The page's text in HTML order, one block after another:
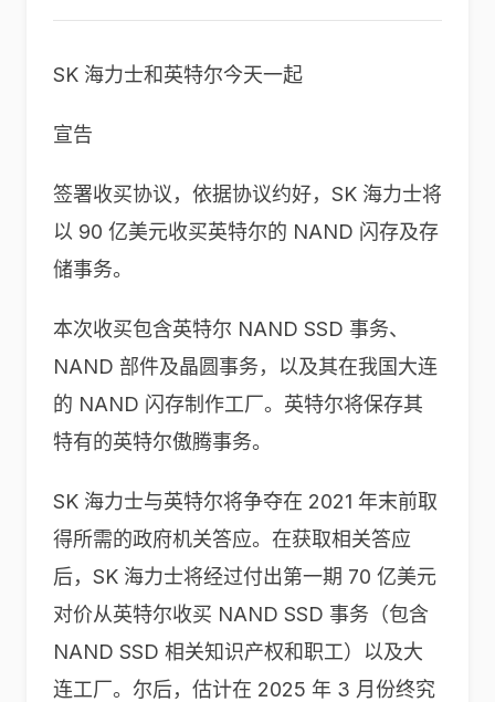
SK 海力士和英特尔今天一起
宣告
签署收买协议，依据协议约好，SK 海力士将
以 90 亿美元收买英特尔的 NAND 闪存及存
储事务。
本次收买包含英特尔 NAND SSD 事务、
NAND 部件及晶圆事务，以及其在我国大连
的 NAND 闪存制作工厂。英特尔将保存其
特有的英特尔傲腾事务。
SK 海力士与英特尔将争夺在 2021 年末前取
得所需的政府机关答应。在获取相关答应
后，SK 海力士将经过付出第一期 70 亿美元
对价从英特尔收买 NAND SSD 事务（包含
NAND SSD 相关知识产权和职工）以及大
连工厂。尔后，估计在 2025 年 3 月份终究